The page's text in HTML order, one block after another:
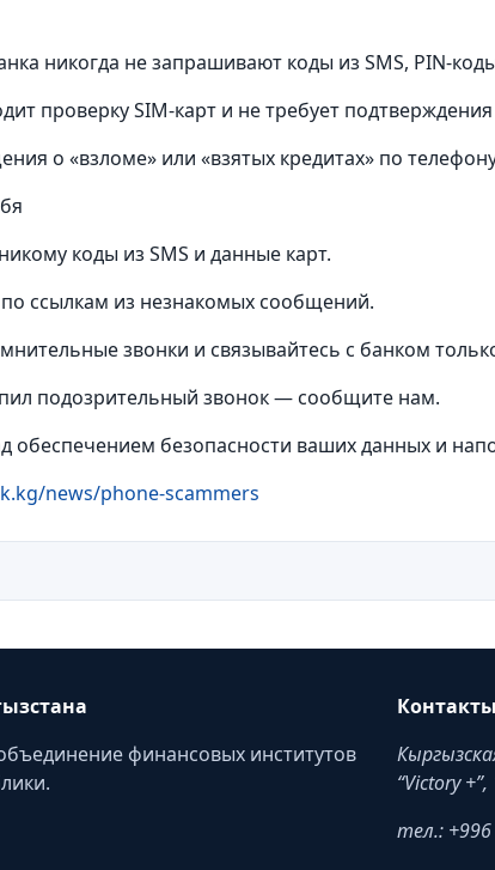
никогда не запрашивают коды из SMS, PIN-
проверку SIM-карт и не требует
о «взломе» или «взятых кредитах» по
коды из SMS и данные карт.
по ссылкам из незнакомых сообщений.
звонки и связывайтесь с банком
подозрительный звонок — сообщите нам.
обеспечением безопасности ваших данных и
news/phone-scammers
финансовых институтов
Контакты
“Victory
тел.: +996